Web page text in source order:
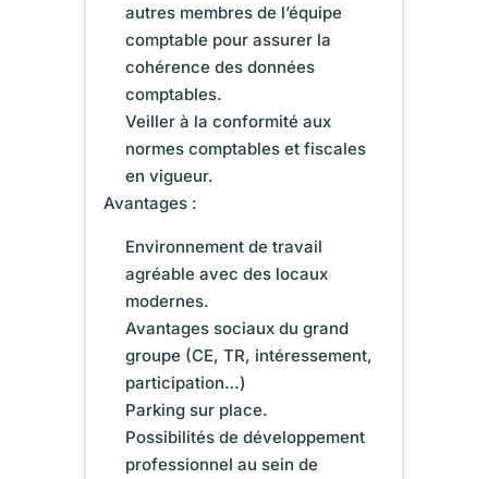
autres membres de l’équipe
comptable pour assurer la
cohérence des données
comptables.
Veiller à la conformité aux
normes comptables et fiscales
en vigueur.
Avantages :
Environnement de travail
agréable avec des locaux
modernes.
Avantages sociaux du grand
groupe (CE, TR, intéressement,
participation…)
Parking sur place.
Possibilités de développement
professionnel au sein de